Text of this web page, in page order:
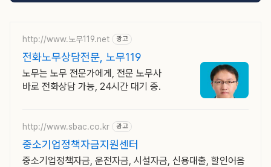
http://www.노무119.net 광고
전화노무상담전문, 노무119
노무는 노무 전문가에게, 전문 노무사
바로 전화상담 가능, 24시간 대기 중.
http://www.sbac.co.kr 광고
중소기업정책자금지원센터
중소기업정책자금, 운전자금, 시설자금, 신용대출, 할인어음